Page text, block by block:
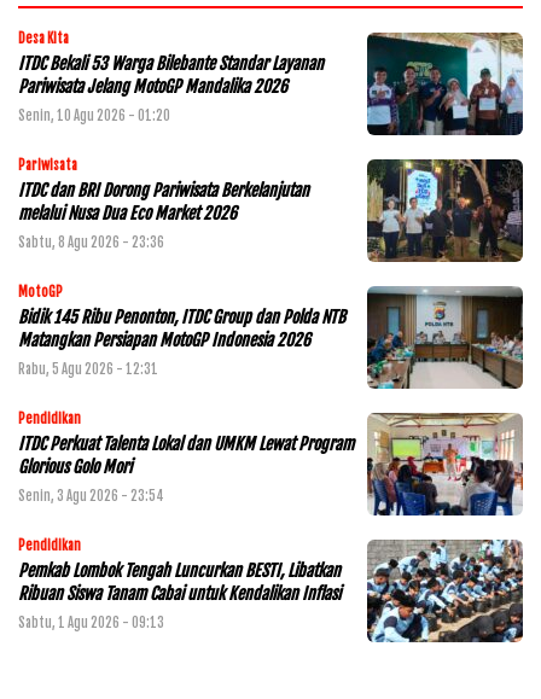
Desa Kita
ITDC Bekali 53 Warga Bilebante Standar Layanan
Pariwisata Jelang MotoGP Mandalika 2026
Senin, 10 Agu 2026 - 01:20
Pariwisata
ITDC dan BRI Dorong Pariwisata Berkelanjutan
melalui Nusa Dua Eco Market 2026
Sabtu, 8 Agu 2026 - 23:36
MotoGP
Bidik 145 Ribu Penonton, ITDC Group dan Polda NTB
Matangkan Persiapan MotoGP Indonesia 2026
Rabu, 5 Agu 2026 - 12:31
Pendidikan
ITDC Perkuat Talenta Lokal dan UMKM Lewat Program
Glorious Golo Mori
Senin, 3 Agu 2026 - 23:54
Pendidikan
Pemkab Lombok Tengah Luncurkan BESTI, Libatkan
Ribuan Siswa Tanam Cabai untuk Kendalikan Inflasi
Sabtu, 1 Agu 2026 - 09:13